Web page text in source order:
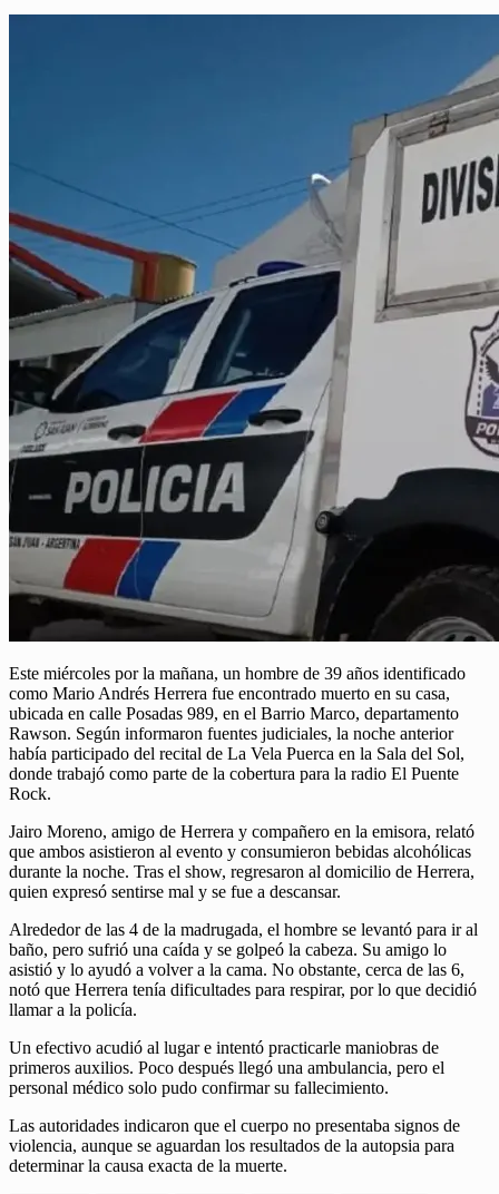
Este miércoles por la mañana, un hombre de 39 años identificado
como Mario Andrés Herrera fue encontrado muerto en su casa,
ubicada en calle Posadas 989, en el Barrio Marco, departamento
Rawson. Según informaron fuentes judiciales, la noche anterior
había participado del recital de La Vela Puerca en la Sala del Sol,
donde trabajó como parte de la cobertura para la radio El Puente
Rock.
Jairo Moreno, amigo de Herrera y compañero en la emisora, relató
que ambos asistieron al evento y consumieron bebidas alcohólicas
durante la noche. Tras el show, regresaron al domicilio de Herrera,
quien expresó sentirse mal y se fue a descansar.
Alrededor de las 4 de la madrugada, el hombre se levantó para ir al
baño, pero sufrió una caída y se golpeó la cabeza. Su amigo lo
asistió y lo ayudó a volver a la cama. No obstante, cerca de las 6,
notó que Herrera tenía dificultades para respirar, por lo que decidió
llamar a la policía.
Un efectivo acudió al lugar e intentó practicarle maniobras de
primeros auxilios. Poco después llegó una ambulancia, pero el
personal médico solo pudo confirmar su fallecimiento.
Las autoridades indicaron que el cuerpo no presentaba signos de
violencia, aunque se aguardan los resultados de la autopsia para
determinar la causa exacta de la muerte.